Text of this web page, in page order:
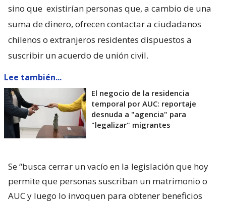
sino que existirían personas que, a cambio de una
suma de dinero, ofrecen contactar a ciudadanos
chilenos o extranjeros residentes dispuestos a
suscribir un acuerdo de unión civil.
Lee también...
El negocio de la residencia
temporal por AUC: reportaje
desnuda a "agencia" para
"legalizar" migrantes
Se “busca cerrar un vacío en la legislación que hoy
permite que personas suscriban un matrimonio o
AUC y luego lo invoquen para obtener beneficios